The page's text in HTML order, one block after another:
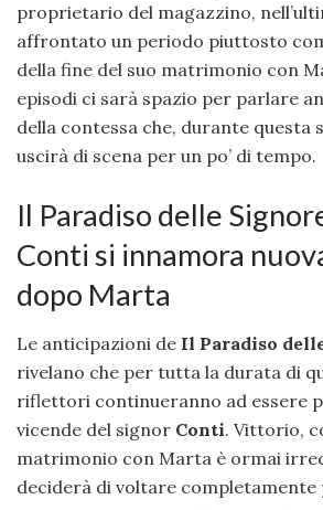
proprietario del magazzino,
affrontato un periodo piuttosto
della fine del suo matrimonio con
episodi ci sarà spazio per parlare
della contessa che, durante questa
uscirà di scena per un po’ di tempo.
Il Paradiso delle
Conti si innamora
dopo Marta
Le anticipazioni de Il Paradiso
rivelano che per tutta la durata di
riflettori continueranno ad essere
vicende del signor Conti. Vittorio,
matrimonio con Marta è ormai
deciderà di voltare completamente